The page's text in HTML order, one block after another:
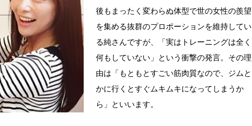
後もまったく変わらぬ体型で世の女性の羨望
を集める抜群のプロポーションを維持してい
る純さんですが、「実はトレーニングは全く
何もしていない」という衝撃の発言。その理
由は「もともとすごい筋肉質なので、ジムと
かに行くとすぐムキムキになってしまうか
ら」といいます。